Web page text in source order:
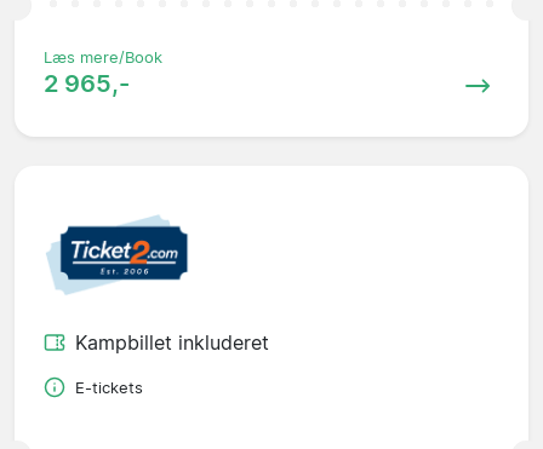
Læs mere/Book
2 965,-
Kampbillet inkluderet
E-tickets